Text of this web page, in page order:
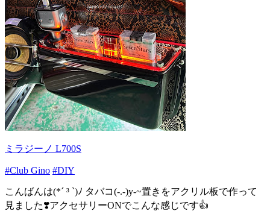
ミラジーノ L700S
#Club Gino #DIY
こんばんは(*´ ³ `)ﾉ タバコ(-.-)y-~置きをアクリル板で作って
見ました❣️アクセサリーONでこんな感じです👍